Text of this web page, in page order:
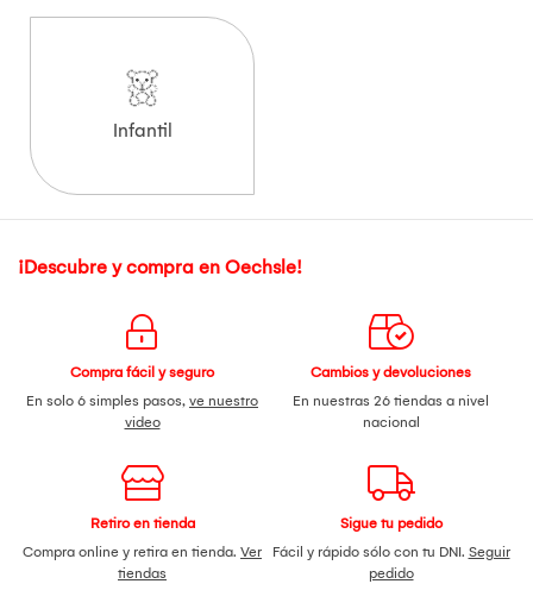
Infantil
¡Descubre y compra en Oechsle!
Compra fácil y seguro
En solo 6 simples pasos, ve nuestro
video
Cambios y devoluciones
En nuestras 26 tiendas a nivel
nacional
Retiro en tienda
Compra online y retira en tienda. Ver
tiendas
Sigue tu pedido
Fácil y rápido sólo con tu DNI. Seguir
pedido